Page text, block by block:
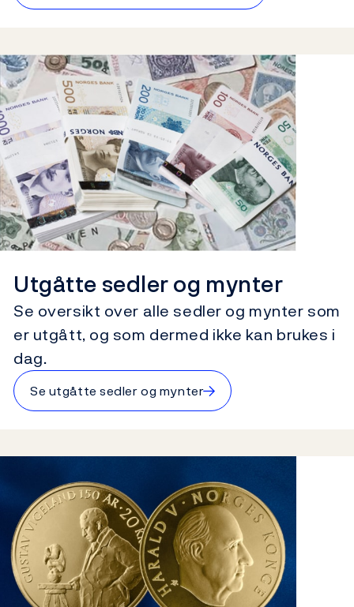
Utgåtte sedler og mynter
Se oversikt over alle sedler og mynter som
er utgått, og som dermed ikke kan brukes i
dag.
Se utgåtte sedler og mynter→